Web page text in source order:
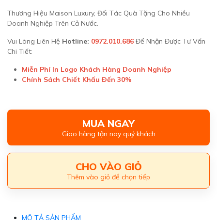
Thương Hiệu Maison Luxury, Đối Tác Quà Tặng Cho Nhiều
Doanh Nghiệp Trên Cả Nước.
Vui Lòng Liên Hệ Hotline: 0972.010.686 Để Nhận Được Tư Vấn
Chi Tiết:
Miễn Phí In Logo Khách Hàng Doanh Nghiệp
Chính Sách Chiết Khấu Đến 30%
MUA NGAY
Giao hàng tận nay quý khách
CHO VÀO GIỎ
Thêm vào giỏ để chọn tiếp
MÔ TẢ SẢN PHẨM